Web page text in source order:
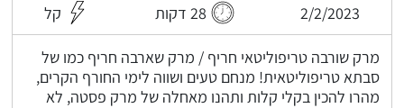
2/2/2023 28 דקות קל
מרק שורבה טריפוליטאי חריף / מרק שארבה חריף כמו של
סבתא טריפוליטאית! מנחם טעים ושווה לימי החורף הקרים,
מהרו להכין בקלי קלות ותהנו מאחלה של מרק פסטה, לא